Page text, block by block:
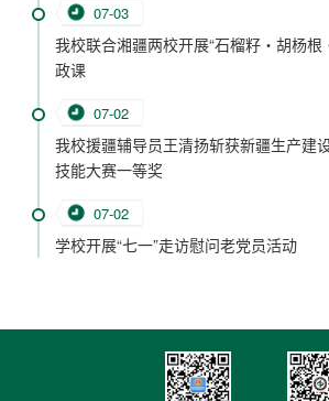
07-03
我校联合湘疆两校开展“石榴籽・胡杨根
政课
07-02
我校援疆辅导员王清扬斩获新疆生产建
技能大赛一等奖
07-02
学校开展“七一”走访慰问老党员活动